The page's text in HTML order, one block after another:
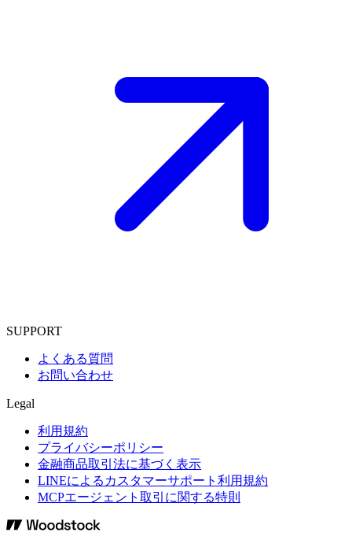
SUPPORT
よくある質問
お問い合わせ
Legal
利用規約
プライバシーポリシー
金融商品取引法に基づく表示
LINEによるカスタマーサポート利用規約
MCPエージェント取引に関する特則